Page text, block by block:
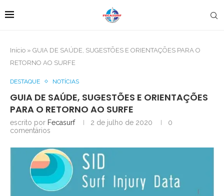
Início » GUIA DE SAÚDE, SUGESTÕES E ORIENTAÇÕES PARA O
RETORNO AO SURFE
DESTAQUE NOTÍCIAS
GUIA DE SAÚDE, SUGESTÕES E ORIENTAÇÕES
PARA O RETORNO AO SURFE
escrito por Fecasurf 2 de julho de 2020
0
comentários